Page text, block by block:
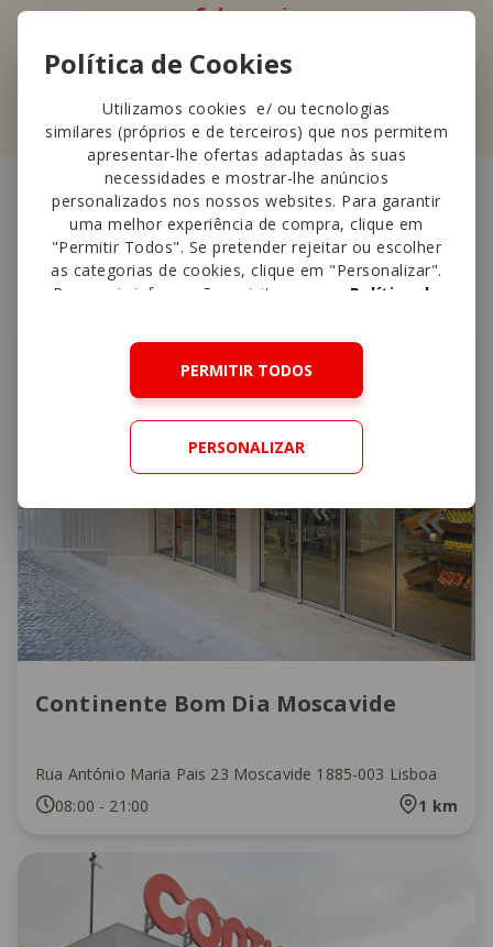
Política de Cookies
Utilizamos cookies e/ ou tecnologias
similares (próprios e de terceiros) que nos permitem
apresentar-lhe ofertas adaptadas às suas
necessidades e mostrar-lhe anúncios
personalizados nos nossos websites. Para garantir
uma melhor experiência de compra, clique em
"Permitir Todos". Se pretender rejeitar ou escolher
as categorias de cookies, clique em "Personalizar".
Para mais informações, visite a nossa Política de
PERMITIR TODOS
PERSONALIZAR
Saber mais
Outraslojas perto
Continente Bom Dia Moscavide
Rua António Maria Pais 23 Moscavide 1885-003 Lisboa
08:00 - 21:00 1 km